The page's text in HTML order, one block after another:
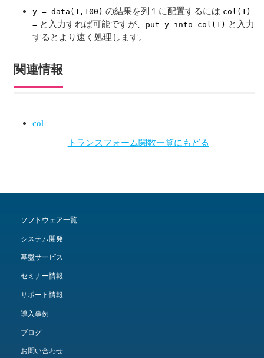
y = data(1,100) の結果を列１に配置するには col(1)
= と入力すれば可能ですが、 put y into col(1) と入力
するとより速く処理します。
関連情報
col
トランスフォーム関数一覧にもどる
ソフトウェア一覧
システム開発
基盤サービス
セミナー情報
サポート情報
導入事例
ブログ
お問い合わせ